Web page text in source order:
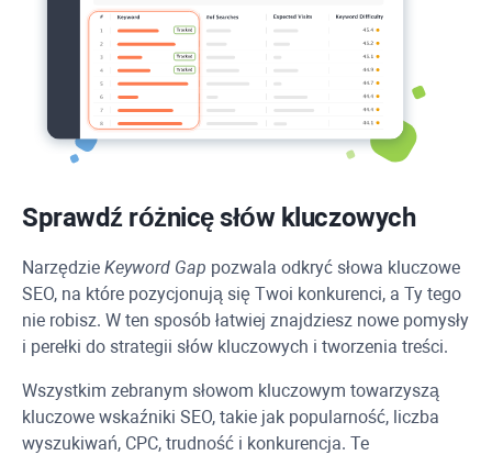
Sprawdź różnicę słów kluczowych
Narzędzie Keyword Gap pozwala odkryć słowa kluczowe
SEO, na które pozycjonują się Twoi konkurenci, a Ty tego
nie robisz. W ten sposób łatwiej znajdziesz nowe pomysły
i perełki do strategii słów kluczowych i tworzenia treści.
Wszystkim zebranym słowom kluczowym towarzyszą
kluczowe wskaźniki SEO, takie jak popularność, liczba
wyszukiwań, CPC, trudność i konkurencja. Te